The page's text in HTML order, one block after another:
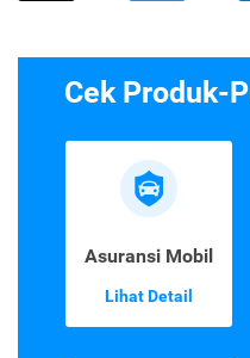
Cek Produk-
Asuransi Mobil
Lihat Detail